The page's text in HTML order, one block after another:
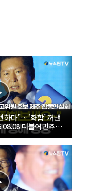
다”…‘화합’ 꺼낸
더불어민주당
주 합동연설회